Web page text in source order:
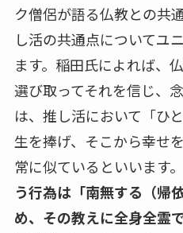
ク僧侶が語る仏教との共
し活の共通点についてユ
ます。稲田氏によれば、
選び取ってそれを信じ、
は、推し活において「ひ
生を捧げ、そこから幸せ
常に似ているといいます。
う行為は「南無する（帰
め、その教えに全身全霊